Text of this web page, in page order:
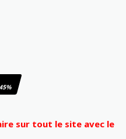
sur tout le site avec le